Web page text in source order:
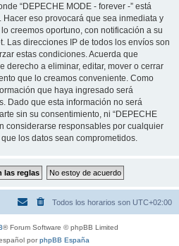
“DEPECHE MODE - forever -” está
eso provocará que sea inmediata y
creemos oportuno, con notificación a su
Las direcciones IP de todos los envíos son
estas condiciones. Acuerda que
derecho a eliminar, editar, mover o cerrar
que lo creamos conveniente. Como
que haya ingresado será
Dado que esta información no será
sin su consentimiento, ni “DEPECHE
considerarse responsables por cualquier
los datos sean comprometidos.
Todos los horarios son UTC+02:00
® Forum Software © phpBB Limited
porphpBB España